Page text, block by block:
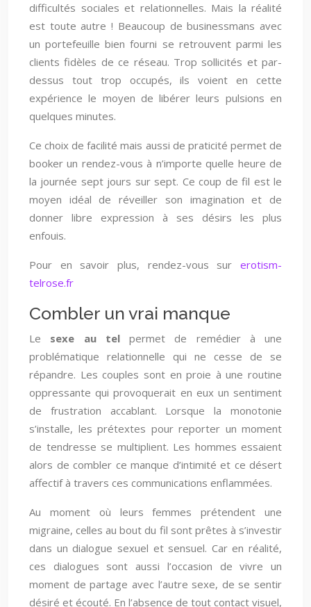
difficultés sociales et relationnelles. Mais la réalité
est toute autre ! Beaucoup de businessmans avec
un portefeuille bien fourni se retrouvent parmi les
clients fidèles de ce réseau. Trop sollicités et par-
dessus tout trop occupés, ils voient en cette
expérience le moyen de libérer leurs pulsions en
quelques minutes.
Ce choix de facilité mais aussi de praticité permet de
booker un rendez-vous à n’importe quelle heure de
la journée sept jours sur sept. Ce coup de fil est le
moyen idéal de réveiller son imagination et de
donner libre expression à ses désirs les plus
enfouis.
Pour en savoir plus, rendez-vous sur erotism-
telrose.fr
Combler un vrai manque
Le sexe au tel permet de remédier à une
problématique relationnelle qui ne cesse de se
répandre. Les couples sont en proie à une routine
oppressante qui provoquerait en eux un sentiment
de frustration accablant. Lorsque la monotonie
s’installe, les prétextes pour reporter un moment
de tendresse se multiplient. Les hommes essaient
alors de combler ce manque d’intimité et ce désert
affectif à travers ces communications enflammées.
Au moment où leurs femmes prétendent une
migraine, celles au bout du fil sont prêtes à s’investir
dans un dialogue sexuel et sensuel. Car en réalité,
ces dialogues sont aussi l’occasion de vivre un
moment de partage avec l’autre sexe, de se sentir
désiré et écouté. En l’absence de tout contact visuel,